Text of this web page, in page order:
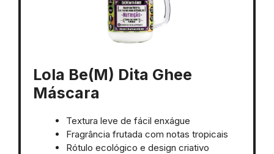
Lola Be(M) Dita Ghee
Máscara
Textura leve de fácil enxágue
Fragrância frutada com notas tropicais
Rótulo ecológico e design criativo